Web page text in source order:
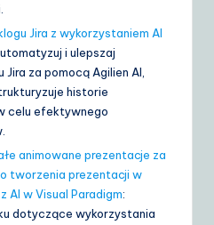
Jira z wykorzystaniem AI
i ulepszaj
za pomocą Agilien AI,
historie
celu efektywnego
animowane prezentacje za
tworzenia prezentacji w
AI w Visual Paradigm:
dotyczące wykorzystania